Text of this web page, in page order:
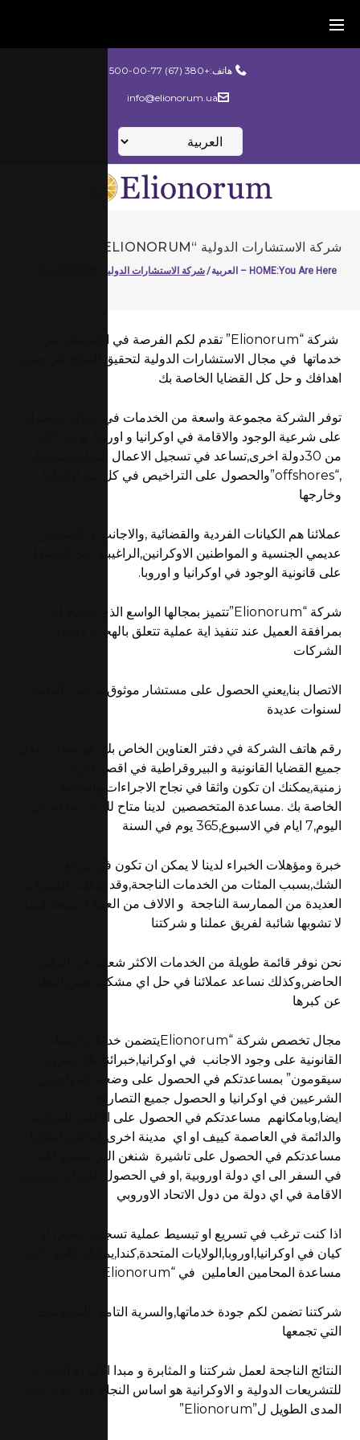
content
هاتف:+380 (67) 500-00-77
info@elionorum.ua
اختر
لغة
شركة الاستشارات الدولية “ELIONORUM”
You Are Here: HOME – العربية /شركة الاستشارات الدولية “ELIONORUM”
شركة “Elionorum” تقدم لكم الفرصة في الاستفادة من
خدماتها في مجال الاستشارات الدولية لتحقيق النجاح في جميع
اهدافك و حل كل القضايا الخاصة بك
توفر الشركة مجموعة واسعة من الخدمات في مجال الحصول
على شرعية الوجود والاقامة في اوكرانيا و اوروبا و في اكثر
من 30دولة اخرى,تساعد في تسجيل الاعمال التجارية,تسجيل
,“offshores”والحصول على التراخيص في كل من اوكرانيا
وخارجها
عملائنا هم الكيانات الفردية والقضائية ,والاجانب و الاشخاص
عديمي الجنسية و المواطنين الاوكرانين,الراغيبين في الحصول
على قانونية الوجود في اوكرانيا و اوروبا.
شركة “Elionorum”تتميز بمجالها الواسع الذي يسمح لنا
بمرافقة العميل عند تنفيذ اية عملية تتعلق بالهجرة وقانون
الشركات
الاتصال بنا,يعني الحصول على مستشار موثوق و خبير بالقانون
لسنوات عديدة
رقم هاتف الشركة في دفتر العناوين الخاص بك_هو ضمان لحل
جميع القضايا القانونية و البيروقراطية في اقصر فترة
زمنية,يمكنك ان تكون واثقا في نجاح الاجراءات والخطط
اليوم,7 ايام في الاسبوع,365 يوم في السنة
خبرة ومؤهلات الخبراء لدينا لا يمكن ان تكون في موقع
الشك,بسبب المئات من الخدمات الناجحة,وقد شكلت السنوات
العديدة من الممارسة الناجحة و الالاف من العملاء سمعة قيمة
لا تشوبها شائبة لفريق عملنا و شركتنا
نحن نوفر قائمة طويلة من الخدمات الاكثر شعبية في الوقت
الحاضر,وكذلك نساعد عملائنا في حل اي مشكلة بغض النظر
عن كبرها
مجال تخصص شركة “Elionorumيتضمن خدمات اضفاء
القانونية على وجود الاجانب في اوكرانيا,خبرائنا بكل سرور
سيقومون” بمساعدتكم في الحصول على وضعية المهاجرين
الشرعيين في اوكرانيا و الحصول جميع التصاريح
ايضا,وبامكانهم مساعدتكم في الحصول على الاقامة المؤقتة
والدائمة في العاصمة كييف او اي مدينة اخرى,كما قي امكاننا
مساعدتكم في الحصول على تاشيرة شنغن التي تسمح لكم
في السفر الى اي دولة اوروبية ,او في الحصول على اي نوع من
الاقامة في اي دولة من دول الاتحاد الاوروبي
اذا كنت ترغب في تسريع او تبسيط عملية تسجيل شخص او
كيان في اوكرانيا,اوروبا,الولايات المتحدة,كندا,يمكنك اللجوء الى
مساعدة المحامين العاملين في “Elionorum”
شركتنا تضمن لكم جودة خدماتها,والسرية التامة للمعلومات
التي تجمعها
النتائج الناجحة لعمل شركتنا و المثابرة و مبدا الالتزام الصارم
للتشريعات الدولية و الاوكرانية هو اساس النجاح والازدهار على
المدى الطويل ل”Elionorum”